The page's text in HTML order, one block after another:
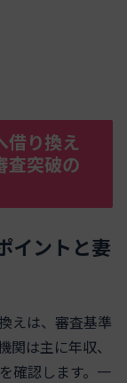
借り換え
査突破の
イントと妻
えは、審査基準
は主に年収、
確認します。一